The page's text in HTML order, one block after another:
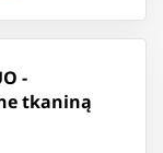
-
tkaniną